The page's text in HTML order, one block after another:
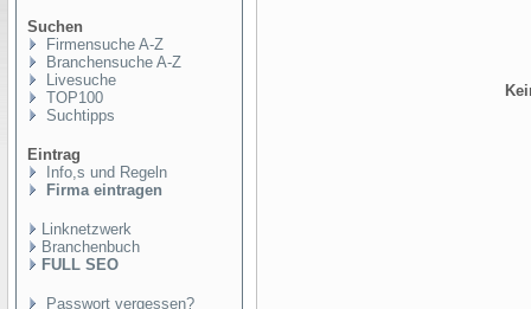
Suchen
Firmensuche A-Z
Branchensuche A-Z
Livesuche
TOP100
Suchtipps
Eintrag
Info,s und Regeln
Firma eintragen
Linknetzwerk
Branchenbuch
FULL SEO
Passwort vergessen?